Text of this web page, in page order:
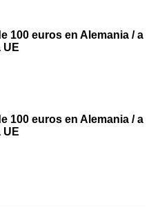
100 euros en Alemania / a
UE
100 euros en Alemania / a
UE